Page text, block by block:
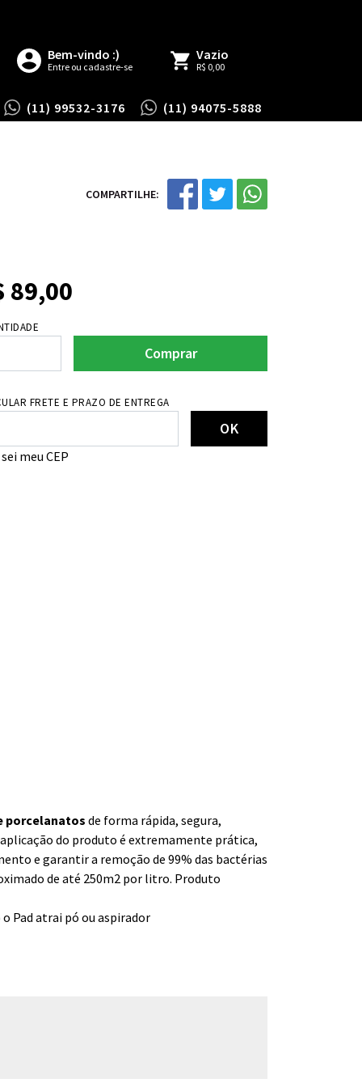
Bem-vindo :)
Entre ou cadastre-se
Vazio
R$ 0,00
(11) 99532-3176 (11) 94075-5888
COMPARTILHE:
89,00
Comprar
FRETE E PRAZO DE ENTREGA
OK
meu CEP
porcelanatosde forma rápida, segura,
do produto é extremamente prática,
e garantir a remoção de 99% das bactérias
de até 250m2 por litro. Produto
Pad atrai pó ou aspirador